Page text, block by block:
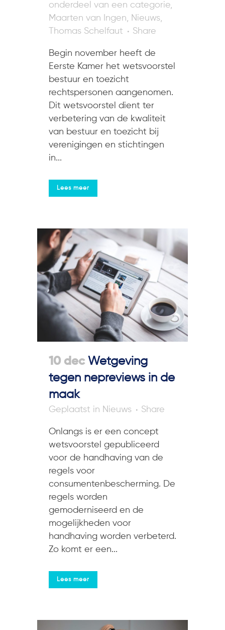
onderdeel van een categorie,
Maarten van Ingen, Nieuws,
Thomas Schelfaut
Share
Begin november heeft de
Eerste Kamer het wetsvoorstel
bestuur en toezicht
rechtspersonen aangenomen.
Dit wetsvoorstel dient ter
verbetering van de kwaliteit
van bestuur en toezicht bij
verenigingen en stichtingen
in...
Lees meer
10 dec Wetgeving
tegen nepreviews in de
maak
in Nieuws Share
Onlangs is er een concept
wetsvoorstel gepubliceerd
voor de handhaving van de
regels voor
consumentenbescherming. De
regels worden
gemoderniseerd en de
mogelijkheden voor
handhaving worden verbeterd.
Zo komt er een...
Lees meer